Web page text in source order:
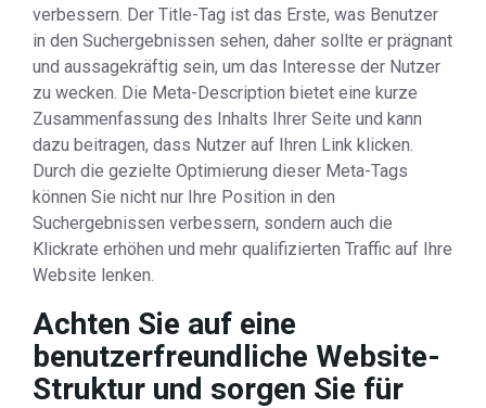
verbessern. Der Title-Tag ist das Erste, was Benutzer
in den Suchergebnissen sehen, daher sollte er prägnant
und aussagekräftig sein, um das Interesse der Nutzer
zu wecken. Die Meta-Description bietet eine kurze
Zusammenfassung des Inhalts Ihrer Seite und kann
dazu beitragen, dass Nutzer auf Ihren Link klicken.
Durch die gezielte Optimierung dieser Meta-Tags
können Sie nicht nur Ihre Position in den
Suchergebnissen verbessern, sondern auch die
Klickrate erhöhen und mehr qualifizierten Traffic auf Ihre
Website lenken.
Achten Sie auf eine
benutzerfreundliche Website-
Struktur und sorgen Sie für